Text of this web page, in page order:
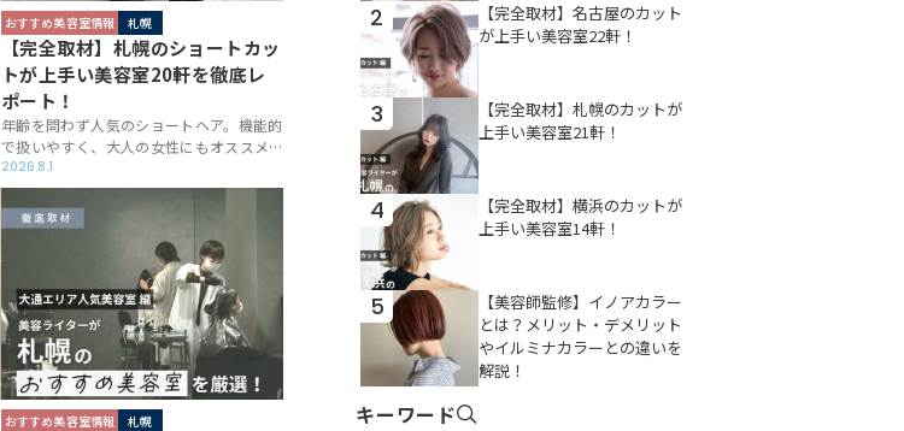
おすすめ美容室情報 札幌
【完全取材】札幌のショートカッ
トが上手い美容室20軒を徹底レ
ポート！
年齢を問わず人気のショートヘア。機能的
で扱いやすく、大人の女性にもオススメ
なスタイルです。「短くすると顔のライン
が…」「髪質が…」となんとなく抵抗感の
ある方も、札幌のハイレベルなスタイリ
ストさんの作るショートヘアならきっと
満足できるはず。今回は札幌でショートヘ
アをお願いするならここ！という美容室
をご紹介します。
2026.8.1
おすすめ美容室情報 札幌
2
【完全取材】名古屋のカット
が上手い美容室22軒！
3
【完全取材】札幌のカットが
上手い美容室21軒！
4
【完全取材】横浜のカットが
上手い美容室14軒！
5
【美容師監修】イノアカラー
とは？メリット・デメリット
やイルミナカラーとの違いを
解説！
キーワード